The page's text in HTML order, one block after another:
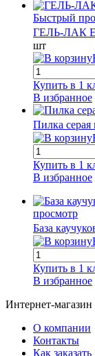
Быстрый
ГЕЛЬ-ЛАК
шт
Купить в 1
В избранное
Пилка серая
Купить в 1
В избранное
просмотр
База
Купить в 1
В избранное
Интернет-магазин
О компании
Контакты
Как заказать